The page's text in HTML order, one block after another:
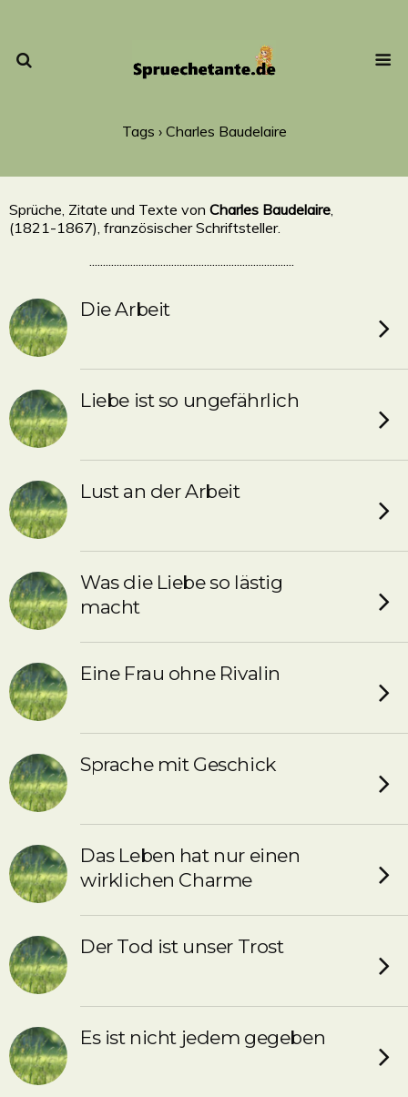
Tags › Charles Baudelaire
Sprüche, Zitate und Texte von Charles Baudelaire,
(1821-1867), französischer Schriftsteller.
...........................................................................
Die Arbeit
Liebe ist so ungefährlich
Lust an der Arbeit
Was die Liebe so lästig
macht
Eine Frau ohne Rivalin
Sprache mit Geschick
Das Leben hat nur einen
wirklichen Charme
Der Tod ist unser Trost
Es ist nicht jedem gegeben